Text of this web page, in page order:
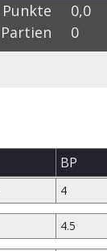
Punkte
0,0
Partien
0
BP
4
4.5